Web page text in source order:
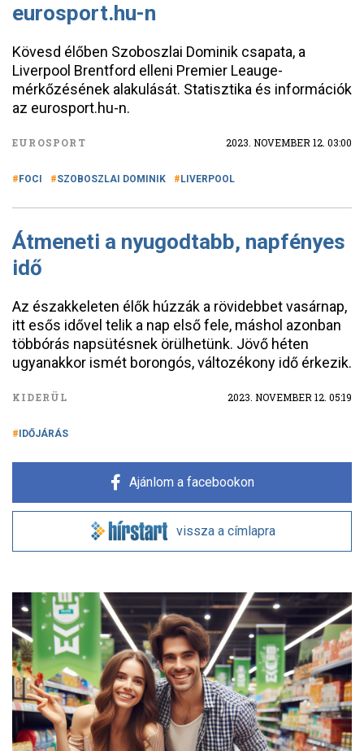
eurosport.hu-n
Kövesd élőben Szoboszlai Dominik csapata, a
Liverpool Brentford elleni Premier Leauge-
mérkőzésének alakulását. Statisztika és információk
az eurosport.hu-n.
EUROSPORT 2023. NOVEMBER 12. 03:00
FOCI SZOBOSZLAI DOMINIK LIVERPOOL
Átmeneti a nyugodtabb, napfényes
idő
Az északkeleten élők húzzák a rövidebbet vasárnap,
itt esős idővel telik a nap első fele, máshol azonban
többórás napsütésnek örülhetünk. Jövő héten
ugyanakkor ismét borongós, változékony idő érkezik.
KIDERÜL 2023. NOVEMBER 12. 05:19
IDŐJÁRÁS
Ajánlom a facebookon
vissza a címlapra